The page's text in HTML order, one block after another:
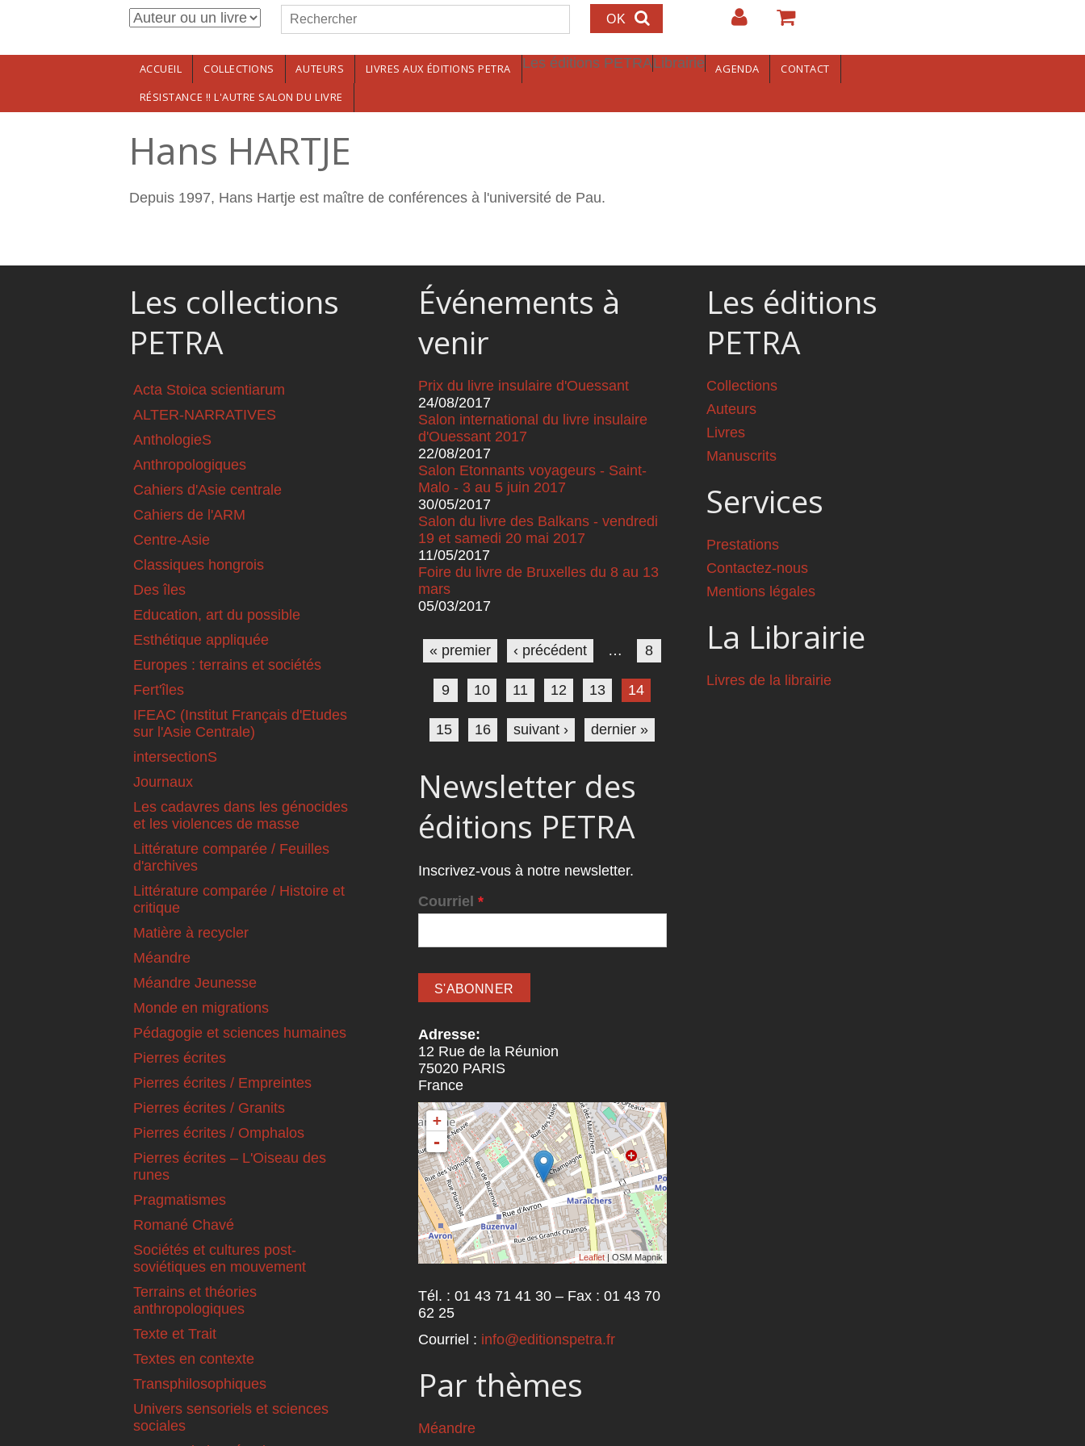
Aller au contenu principalFormulaire de recherche
Rechercher
ACCUEIL COLLECTIONS AUTEURS LIVRES AUX ÉDITIONS PETRA Les éditions PETRALibrairie AGENDA
CONTACT
RÉSISTANCE !! L'AUTRE SALON DU LIVRE
Hans HARTJE
Depuis 1997, Hans Hartje est maître de conférences à l'université de Pau.
Les collections
PETRA
Acta Stoica scientiarum
ALTER-NARRATIVES
AnthologieS
Anthropologiques
Cahiers d'Asie centrale
Cahiers de l'ARM
Centre-Asie
Classiques hongrois
Des îles
Education, art du possible
Esthétique appliquée
Europes : terrains et sociétés
Fert'îles
IFEAC (Institut Français d'Etudes
sur l'Asie Centrale)
intersectionS
Journaux
Les cadavres dans les génocides
et les violences de masse
Littérature comparée / Feuilles
d'archives
Littérature comparée / Histoire et
critique
Matière à recycler
Méandre
Méandre Jeunesse
Monde en migrations
Pédagogie et sciences humaines
Pierres écrites
Pierres écrites / Empreintes
Pierres écrites / Granits
Pierres écrites / Omphalos
Pierres écrites – L'Oiseau des
runes
Pragmatismes
Romané Chavé
Sociétés et cultures post-
soviétiques en mouvement
Terrains et théories
anthropologiques
Texte et Trait
Textes en contexte
Transphilosophiques
Univers sensoriels et sciences
sociales
Événements à
venir
Prix du livre insulaire d'Ouessant
24/08/2017
Salon international du livre insulaire
d'Ouessant 2017
22/08/2017
Salon Etonnants voyageurs - Saint-
Malo - 3 au 5 juin 2017
30/05/2017
Salon du livre des Balkans - vendredi
19 et samedi 20 mai 2017
11/05/2017
Foire du livre de Bruxelles du 8 au 13
mars
05/03/2017
Pages
« premier ‹ précédent … 8
9 10 11 12 13 14
15 16 suivant › dernier »
Newsletter des
éditions PETRA
Inscrivez-vous à notre newsletter.
Courriel *
Adresse:
12 Rue de la Réunion
75020 PARIS
France
+
-
Leaflet | OSM Mapnik
Tél. : 01 43 71 41 30 – Fax : 01 43 70
62 25
Courriel : info@editionspetra.fr
Par thèmes
Méandre
Les éditions
PETRA
Collections
Auteurs
Livres
Manuscrits
Services
Prestations
Contactez-nous
Mentions légales
La Librairie
Livres de la librairie